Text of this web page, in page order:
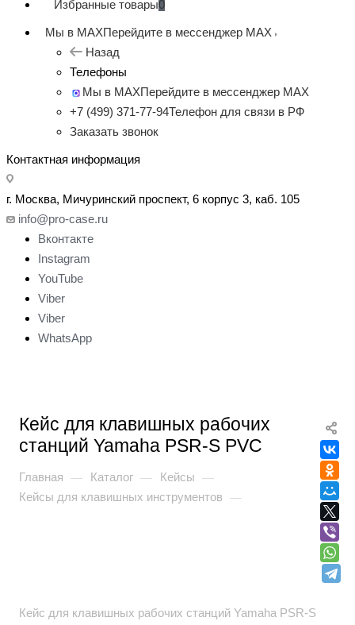
Избранные товары0
Мы в MAXПерейдите в мессенджер MAX
Назад
Телефоны
Мы в MAXПерейдите в мессенджер MAX
+7 (499) 371-77-94Телефон для связи в РФ
Заказать звонок
Контактная информация
г. Москва, Мичуринский проспект, 6 корпус 3, каб. 105
info@pro-case.ru
Вконтакте
Instagram
YouTube
Viber
Viber
WhatsApp
Кейс для клавишных рабочих
станций Yamaha PSR-S PVC
Главная — Каталог — Кейсы —
Кейсы для клавишных инструментов —
Кейс для клавишных рабочих станций Yamaha PSR-S